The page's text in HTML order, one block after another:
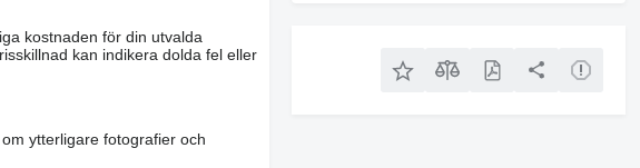
kostnaden för din utvalda
kan indikera dolda fel eller
ytterligare fotografier och